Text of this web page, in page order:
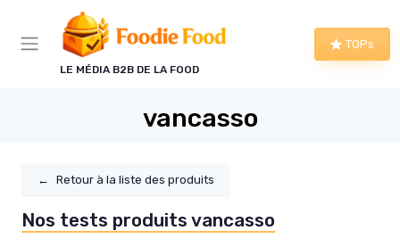
LE MÉDIA B2B DE LA FOOD
TOPs
vancasso
← Retour à la liste des produits
Nos tests produits vancasso
Panneau de gestion des cookies